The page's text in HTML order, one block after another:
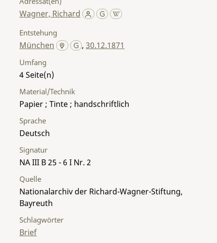
Wagner, Richard
Entstehung
München ,30.12.1871
Umfang
4
Material/Technik
Papier ; Tinte ; handschriftlich
Sprache
Deutsch
Signatur
NA III B 25 - 6 I Nr. 2
Quelle
Nationalarchiv der Richard-Wagner-Stiftung,
Bayreuth
Schlagwörter
Brief